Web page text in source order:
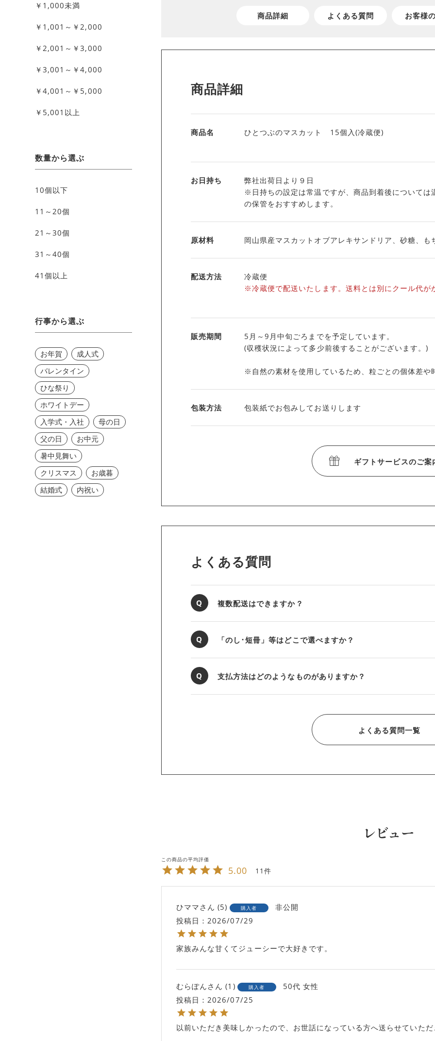
商品詳細 よくある質問 お客様
商品詳細
商品名 ひとつぶのマスカット 15個入(冷蔵便)
お日持ち
弊社出荷日より９日
※日持ちの設定は常温ですが、商品到着後について
の保管をおすすめします。
原材料 岡山県産マスカットオブアレキサンドリア、砂糖、も
配送方法
冷蔵便
※冷蔵便で配送いたします。送料とは別にクール代が
販売期間
5月～9月中旬ごろまでを予定しています。
(収穫状況によって多少前後することがございます。)
※自然の素材を使用しているため、粒ごとの個体差
包装方法 包装紙でお包みしてお送りします
ギフトサービスのご案
よくある質問
複数配送はできますか？
「のし･短冊」等はどこで選べますか？
支払方法はどのようなものがありますか？
よくある質問一覧
レビュー
5.00 11
ひママ 5 購入者
非公開
投稿日
2026/07/29
家族みんな甘くてジューシーで大好きです。
むらぽん 1 購入者 50代 女性
投稿日
2026/07/25
以前いただき美味しかったので、お世話になっている方へ送らせていた
￥1,000未満
￥1,001～￥2,000
￥2,001～￥3,000
￥3,001～￥4,000
￥4,001～￥5,000
￥5,001以上
数量から選ぶ
10個以下
11～20個
21～30個
31～40個
41個以上
行事から選ぶ
お年賀
成人式
バレンタイン
ひな祭り
ホワイトデー
入学式・入社
母の日
父の日
お中元
暑中見舞い
クリスマス
お歳暮
結婚式
内祝い